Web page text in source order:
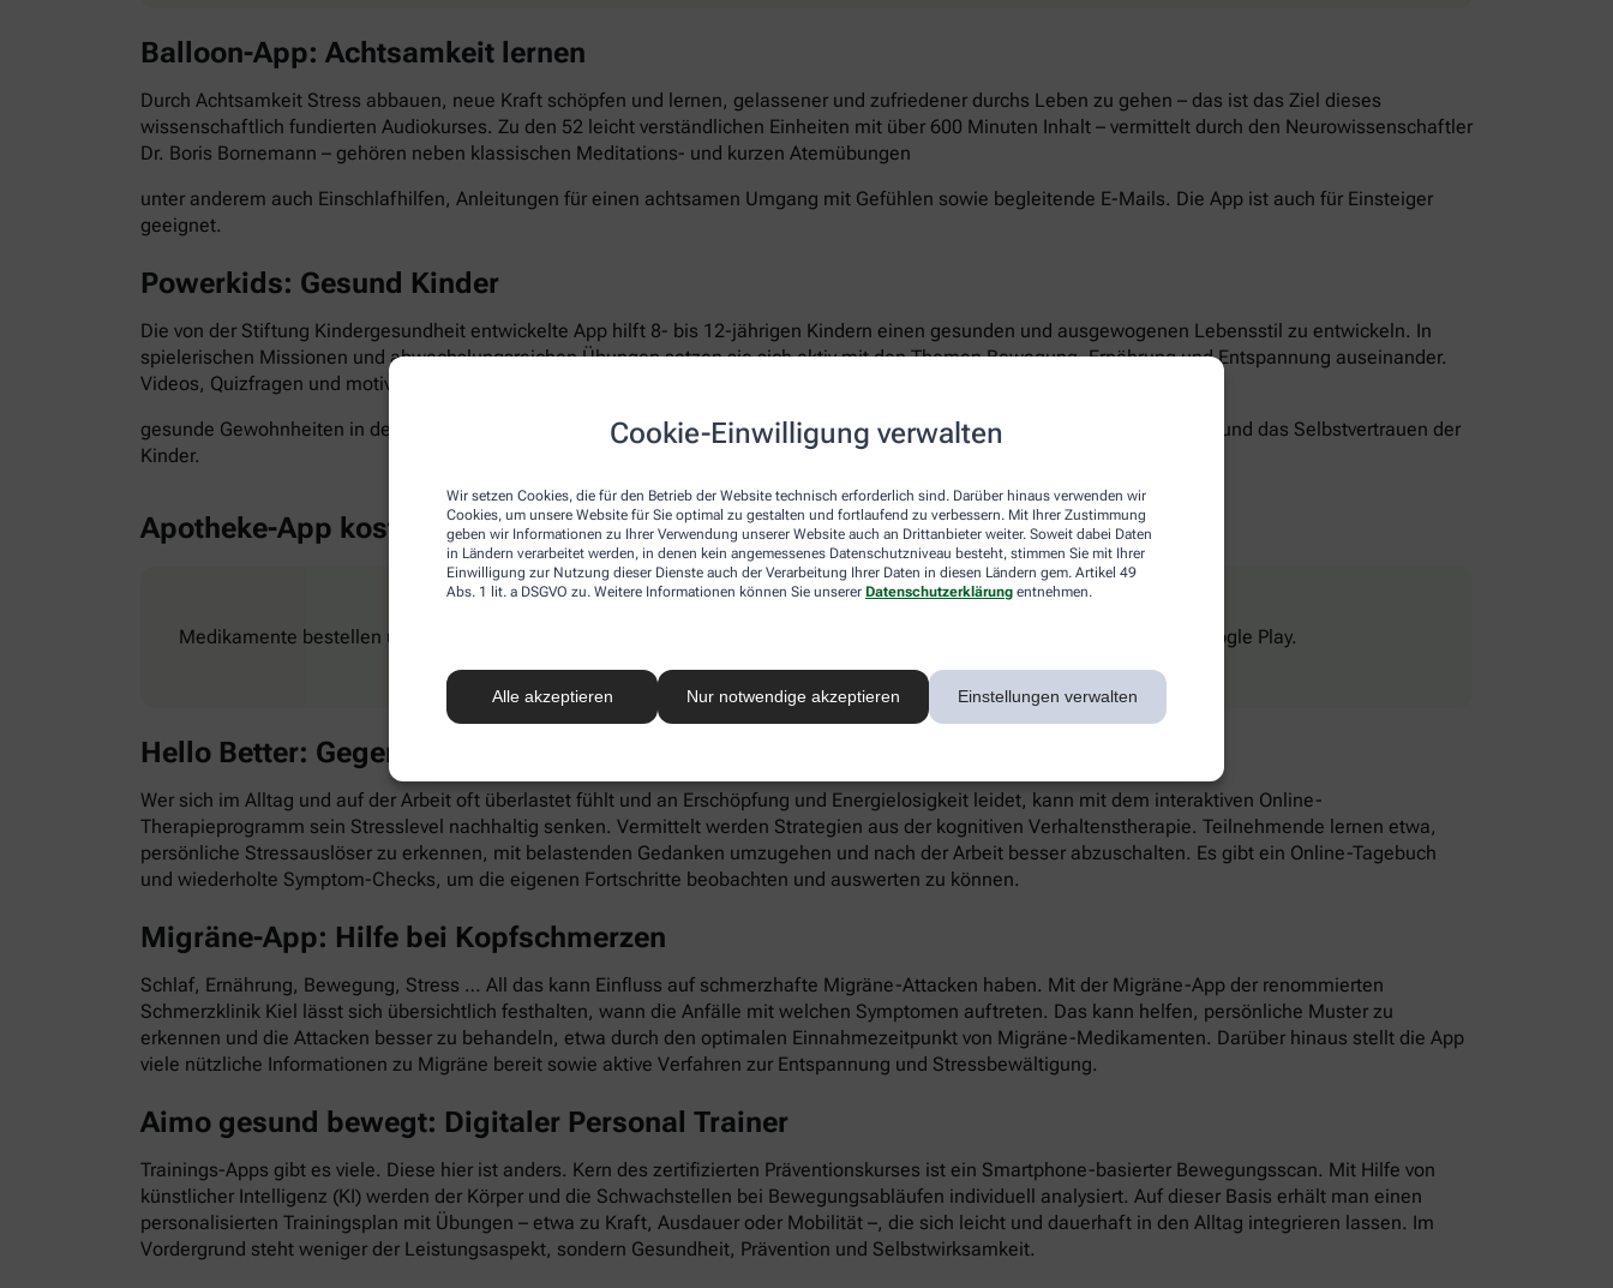
Cookie-Einwilligung verwalten
Wir setzen Cookies, die für den Betrieb der Website technisch erforderlich sind. Darüber hinaus verwenden wir
Cookies, um unsere Website für Sie optimal zu gestalten und fortlaufend zu verbessern. Mit Ihrer Zustimmung
geben wir Informationen zu Ihrer Verwendung unserer Website auch an Drittanbieter weiter. Soweit dabei Daten
in Ländern verarbeitet werden, in denen kein angemessenes Datenschutzniveau besteht, stimmen Sie mit Ihrer
Einwilligung zur Nutzung dieser Dienste auch der Verarbeitung Ihrer Daten in diesen Ländern gem. Artikel 49
Abs. 1 lit. a DSGVO zu. Weitere Informationen können Sie unserer Datenschutzerklärung entnehmen.
Alle akzeptieren Nur notwendige akzeptieren Einstellungen verwalten
Balloon-App: Achtsamkeit lernen
Durch Achtsamkeit Stress abbauen, neue Kraft schöpfen und lernen, gelassener und zufriedener durchs Leben zu gehen – das ist das Ziel dieses
wissenschaftlich fundierten Audiokurses. Zu den 52 leicht verständlichen Einheiten mit über 600 Minuten Inhalt – vermittelt durch den Neurowissenschaftler
Dr. Boris Bornemann – gehören neben klassischen Meditations- und kurzen Atemübungen
unter anderem auch Einschlafhilfen, Anleitungen für einen achtsamen Umgang mit Gefühlen sowie begleitende E-Mails. Die App ist auch für Einsteiger
geeignet.
Powerkids: Gesund Kinder
Die von der Stiftung Kindergesundheit entwickelte App hilft 8- bis 12-jährigen Kindern einen gesunden und ausgewogenen Lebensstil zu entwickeln. In
spielerischen Missionen und abwechslungsreichen Übungen setzen sie sich aktiv mit den Themen Bewegung, Ernährung und Entspannung auseinander.
Videos, Quizfragen und motivierende Aufgaben laden dazu ein, Neues auszuprobieren und
gesunde Gewohnheiten in den Alltag zu integrieren. Gleichzeitig fördert die App die Selbstwahrnehmung, Eigenverantwortung und das Selbstvertrauen der
Kinder.
Apotheke-App kostenlos
Medikamente bestellen und Rezepte ganz einfach digital einlösen: Die apotheke.com-App gibt’s im App Store und bei Google Play.
Hello Better: Gegen Stress & Burnout
Wer sich im Alltag und auf der Arbeit oft überlastet fühlt und an Erschöpfung und Energielosigkeit leidet, kann mit dem interaktiven Online-
Therapieprogramm sein Stresslevel nachhaltig senken. Vermittelt werden Strategien aus der kognitiven Verhaltenstherapie. Teilnehmende lernen etwa,
persönliche Stressauslöser zu erkennen, mit belastenden Gedanken umzugehen und nach der Arbeit besser abzuschalten. Es gibt ein Online-Tagebuch
und wiederholte Symptom-Checks, um die eigenen Fortschritte beobachten und auswerten zu können.
Migräne-App: Hilfe bei Kopfschmerzen
Schlaf, Ernährung, Bewegung, Stress … All das kann Einfluss auf schmerzhafte Migräne-Attacken haben. Mit der Migräne-App der renommierten
Schmerzklinik Kiel lässt sich übersichtlich festhalten, wann die Anfälle mit welchen Symptomen auftreten. Das kann helfen, persönliche Muster zu
erkennen und die Attacken besser zu behandeln, etwa durch den optimalen Einnahmezeitpunkt von Migräne-Medikamenten. Darüber hinaus stellt die App
viele nützliche Informationen zu Migräne bereit sowie aktive Verfahren zur Entspannung und Stressbewältigung.
Aimo gesund bewegt: Digitaler Personal Trainer
Trainings-Apps gibt es viele. Diese hier ist anders. Kern des zertifizierten Präventionskurses ist ein Smartphone-basierter Bewegungsscan. Mit Hilfe von
künstlicher Intelligenz (KI) werden der Körper und die Schwachstellen bei Bewegungsabläufen individuell analysiert. Auf dieser Basis erhält man einen
personalisierten Trainingsplan mit Übungen – etwa zu Kraft, Ausdauer oder Mobilität –, die sich leicht und dauerhaft in den Alltag integrieren lassen. Im
Vordergrund steht weniger der Leistungsaspekt, sondern Gesundheit, Prävention und Selbstwirksamkeit.